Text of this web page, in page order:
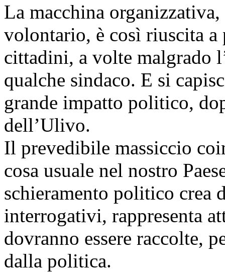
La macchina
volontario, è così riuscita a
cittadini, a volte malgrado
qualche sindaco. E si
grande impatto politico,
dell’Ulivo.
Il prevedibile massiccio
cosa usuale nel nostro
schieramento politico crea
interrogativi, rappresenta
dovranno essere raccolte,
dalla politica.